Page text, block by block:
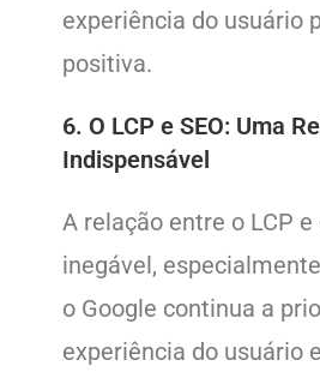
experiência do usuário
positiva.
6. O LCP e SEO: Uma
Indispensável
A relação entre o LCP e
inegável,
o Google continua a
experiência do usuário